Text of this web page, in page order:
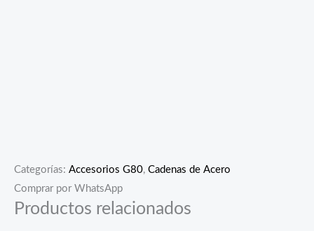
Categorías: Accesorios G80, Cadenas de Acero
Comprar por WhatsApp
Productos relacionados